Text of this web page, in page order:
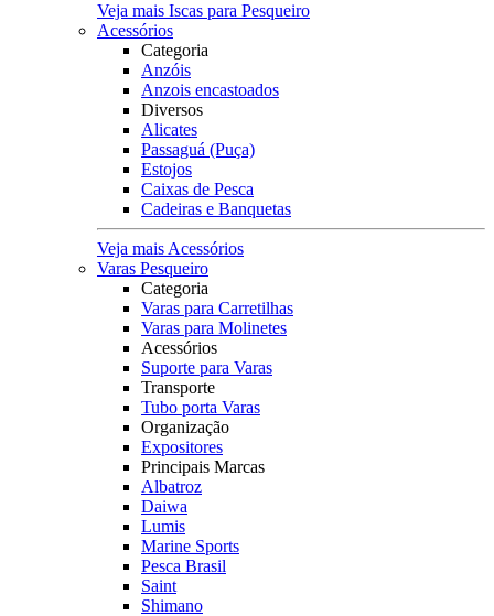
Veja mais Iscas para Pesqueiro
Acessórios
Categoria
Anzóis
Anzois encastoados
Diversos
Alicates
Passaguá (Puça)
Estojos
Caixas de Pesca
Cadeiras e Banquetas
Veja mais Acessórios
Varas Pesqueiro
Categoria
Varas para Carretilhas
Varas para Molinetes
Acessórios
Suporte para Varas
Transporte
Tubo porta Varas
Organização
Expositores
Principais Marcas
Albatroz
Daiwa
Lumis
Marine Sports
Pesca Brasil
Saint
Shimano